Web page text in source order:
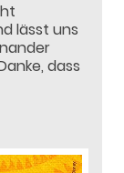
lässt uns
dass